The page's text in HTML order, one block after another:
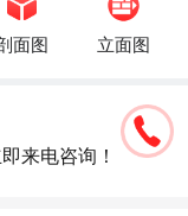
面图 立面图
来电咨询！